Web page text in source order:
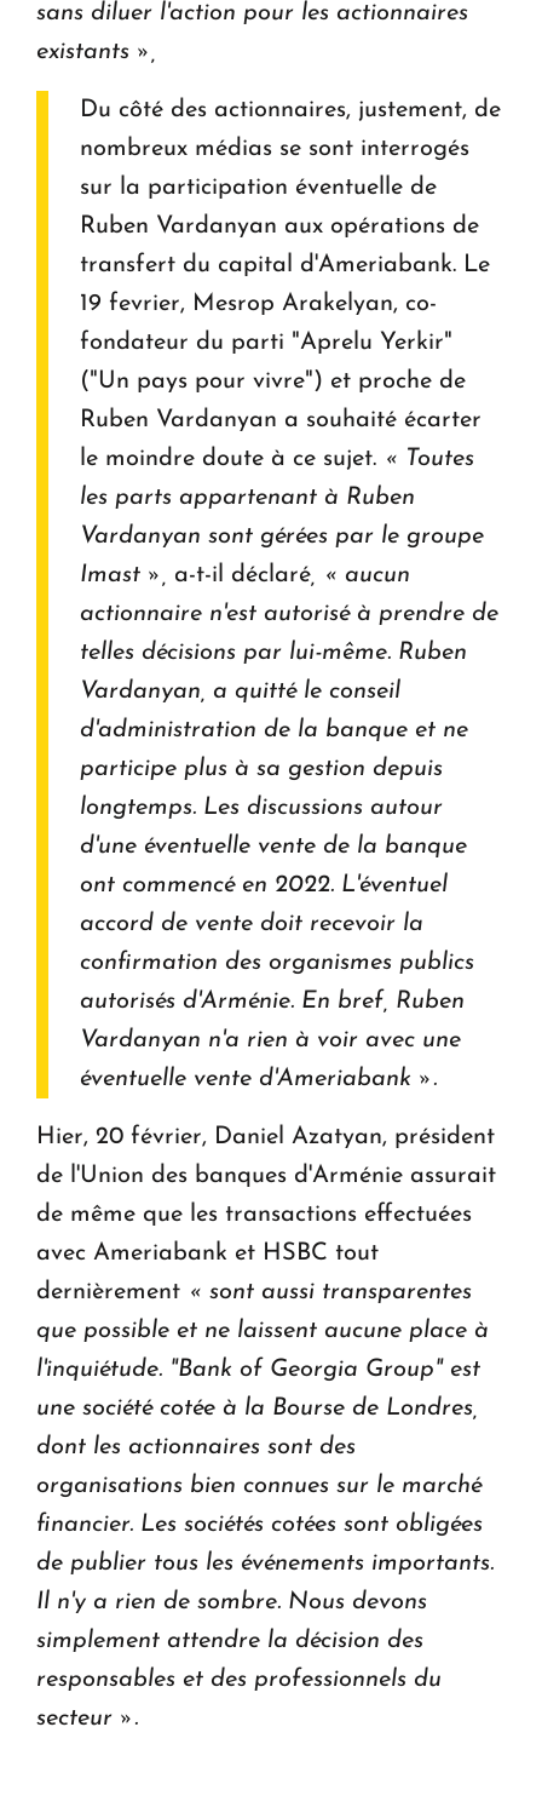
sans diluer l'action pour les actionnaires
existants »,
Du côté des actionnaires, justement, de
nombreux médias se sont interrogés
sur la participation éventuelle de
Ruben Vardanyan aux opérations de
transfert du capital d'Ameriabank. Le
19 fevrier, Mesrop Arakelyan, co-
fondateur du parti "Aprelu Yerkir"
("Un pays pour vivre") et proche de
Ruben Vardanyan a souhaité écarter
le moindre doute à ce sujet. « Toutes
les parts appartenant à Ruben
Vardanyan sont gérées par le groupe
Imast »,
a-t-il déclaré , « aucun
actionnaire n'est autorisé à prendre de
telles décisions par lui-même. Ruben
Vardanyan, a quitté le conseil
d'administration de la banque et ne
participe plus à sa gestion depuis
longtemps. Les discussions autour
d'une éventuelle vente de la banque
ont commencé en 2022. L'éventuel
accord de vente doit recevoir la
confirmation des organismes publics
autorisés d'Arménie. En bref, Ruben
Vardanyan n'a rien à voir avec une
éventuelle vente d'Ameriabank ».
Hier, 20 février, Daniel Azatyan, président
de l'Union des banques d'Arménie assurait
de même que les transactions effectuées
avec Ameriabank et HSBC tout
dernièrement « sont aussi transparentes
que possible et ne laissent aucune place à
l'inquiétude. "Bank of Georgia Group" est
une société cotée à la Bourse de Londres,
dont les actionnaires sont des
organisations bien connues sur le marché
financier. Les sociétés cotées sont obligées
de publier tous les événements importants.
Il n'y a rien de sombre. Nous devons
simplement attendre la décision des
responsables et des professionnels du
secteur ».